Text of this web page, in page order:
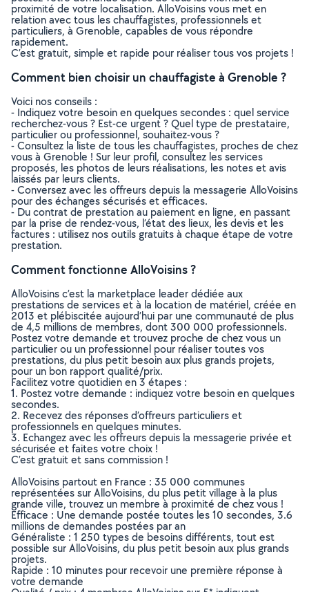
proximité de votre localisation. AlloVoisins vous met en
relation avec tous les chauffagistes, professionnels et
particuliers, à Grenoble, capables de vous répondre
rapidement.
C’est gratuit, simple et rapide pour réaliser tous vos projets !
Comment bien choisir un chauffagiste à Grenoble ?
Voici nos conseils :
- Indiquez votre besoin en quelques secondes : quel service
recherchez-vous ? Est-ce urgent ? Quel type de prestataire,
particulier ou professionnel, souhaitez-vous ?
- Consultez la liste de tous les chauffagistes, proches de chez
vous à Grenoble ! Sur leur profil, consultez les services
proposés, les photos de leurs réalisations, les notes et avis
laissés par leurs clients.
- Conversez avec les offreurs depuis la messagerie AlloVoisins
pour des échanges sécurisés et efficaces.
- Du contrat de prestation au paiement en ligne, en passant
par la prise de rendez-vous, l’état des lieux, les devis et les
factures : utilisez nos outils gratuits à chaque étape de votre
prestation.
Comment fonctionne AlloVoisins ?
AlloVoisins c’est la marketplace leader dédiée aux
prestations de services et à la location de matériel, créée en
2013 et plébiscitée aujourd’hui par une communauté de plus
de 4,5 millions de membres, dont 300 000 professionnels.
Postez votre demande et trouvez proche de chez vous un
particulier ou un professionnel pour réaliser toutes vos
prestations, du plus petit besoin aux plus grands projets,
pour un bon rapport qualité/prix.
Facilitez votre quotidien en 3 étapes :
1. Postez votre demande : indiquez votre besoin en quelques
secondes.
2. Recevez des réponses d’offreurs particuliers et
professionnels en quelques minutes.
3. Echangez avec les offreurs depuis la messagerie privée et
sécurisée et faites votre choix !
C’est gratuit et sans commission !
AlloVoisins partout en France : 35 000 communes
représentées sur AlloVoisins, du plus petit village à la plus
grande ville, trouvez un membre à proximité de chez vous !
Efficace : Une demande postée toutes les 10 secondes, 3.6
millions de demandes postées par an
Généraliste : 1 250 types de besoins différents, tout est
possible sur AlloVoisins, du plus petit besoin aux plus grands
projets.
Rapide : 10 minutes pour recevoir une première réponse à
votre demande